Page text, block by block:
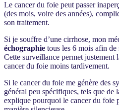
Le cancer du foie peut passer
(des mois, voire des années),
son traitement.
Si je souffre d’une cirrhose, mon
échographie tous les 6 mois afin
Cette surveillance permet justement
cancer du foie moins tardivement.
Si le cancer du foie me génère des
général peu spécifiques, tels que de
explique pourquoi le cancer du foie